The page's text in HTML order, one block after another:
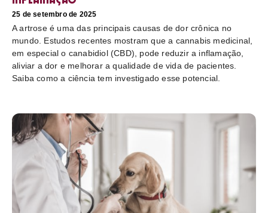
25 de setembro de 2025
A artrose é uma das principais causas de dor crônica no
mundo. Estudos recentes mostram que a cannabis medicinal,
em especial o canabidiol (CBD), pode reduzir a inflamação,
aliviar a dor e melhorar a qualidade de vida de pacientes.
Saiba como a ciência tem investigado esse potencial.